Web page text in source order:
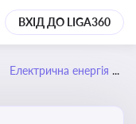
ВХІД ДО LIGA360
Електрична енергія